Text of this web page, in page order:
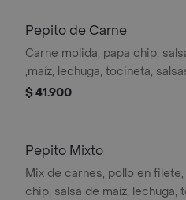
Pepito de Carne
Carne molida, papa chip,
,maíz, lechuga, tocineta,
casa, queso costeño, maíz.
$ 41.900
Pepito Mixto
Mix de carnes, pollo en filete, papa
chip, salsa de maíz, lechuga,